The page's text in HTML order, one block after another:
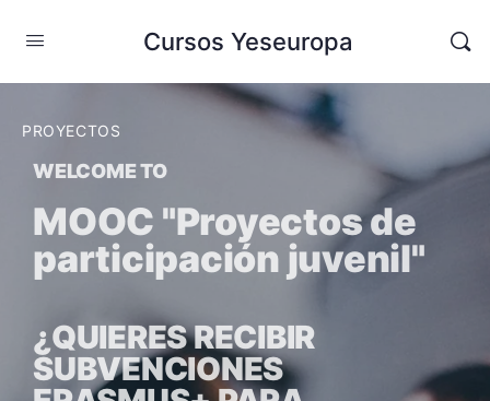
Cursos Yeseuropa
PROYECTOS
WELCOME TO
MOOC "Proyectos de
participación juvenil"
¿QUIERES RECIBIR
SUBVENCIONES